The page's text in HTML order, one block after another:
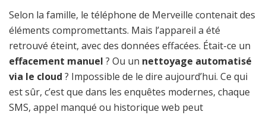
Selon la famille, le téléphone de Merveille contenait des
éléments compromettants. Mais l’appareil a été
retrouvé éteint, avec des données effacées. Était-ce un
effacement manuel ? Ou un nettoyage automatisé
via le cloud ? Impossible de le dire aujourd’hui. Ce qui
est sûr, c’est que dans les enquêtes modernes, chaque
SMS, appel manqué ou historique web peut